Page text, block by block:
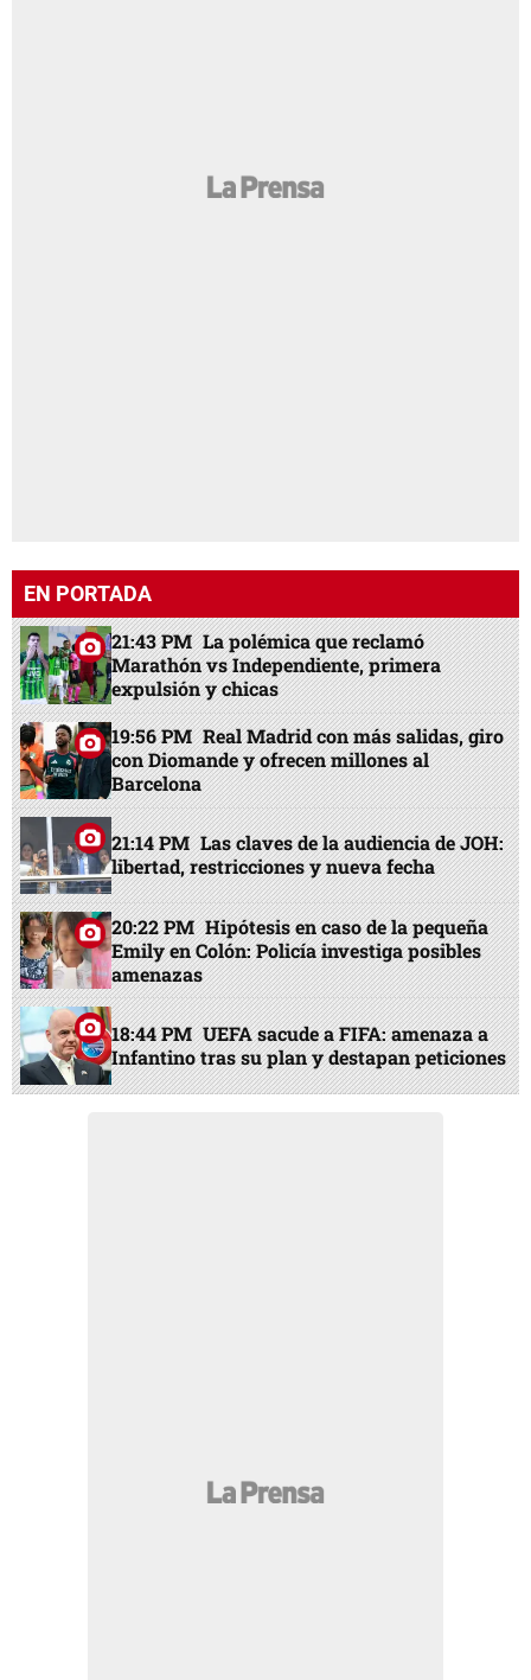
EN PORTADA
21:43 PM La polémica que reclamó
Marathón vs Independiente, primera
expulsión y chicas
19:56 PM Real Madrid con más salidas, giro
con Diomande y ofrecen millones al
Barcelona
21:14 PM Las claves de la audiencia de JOH:
libertad, restricciones y nueva fecha
20:22 PM Hipótesis en caso de la pequeña
Emily en Colón: Policía investiga posibles
amenazas
18:44 PM UEFA sacude a FIFA: amenaza a
Infantino tras su plan y destapan peticiones